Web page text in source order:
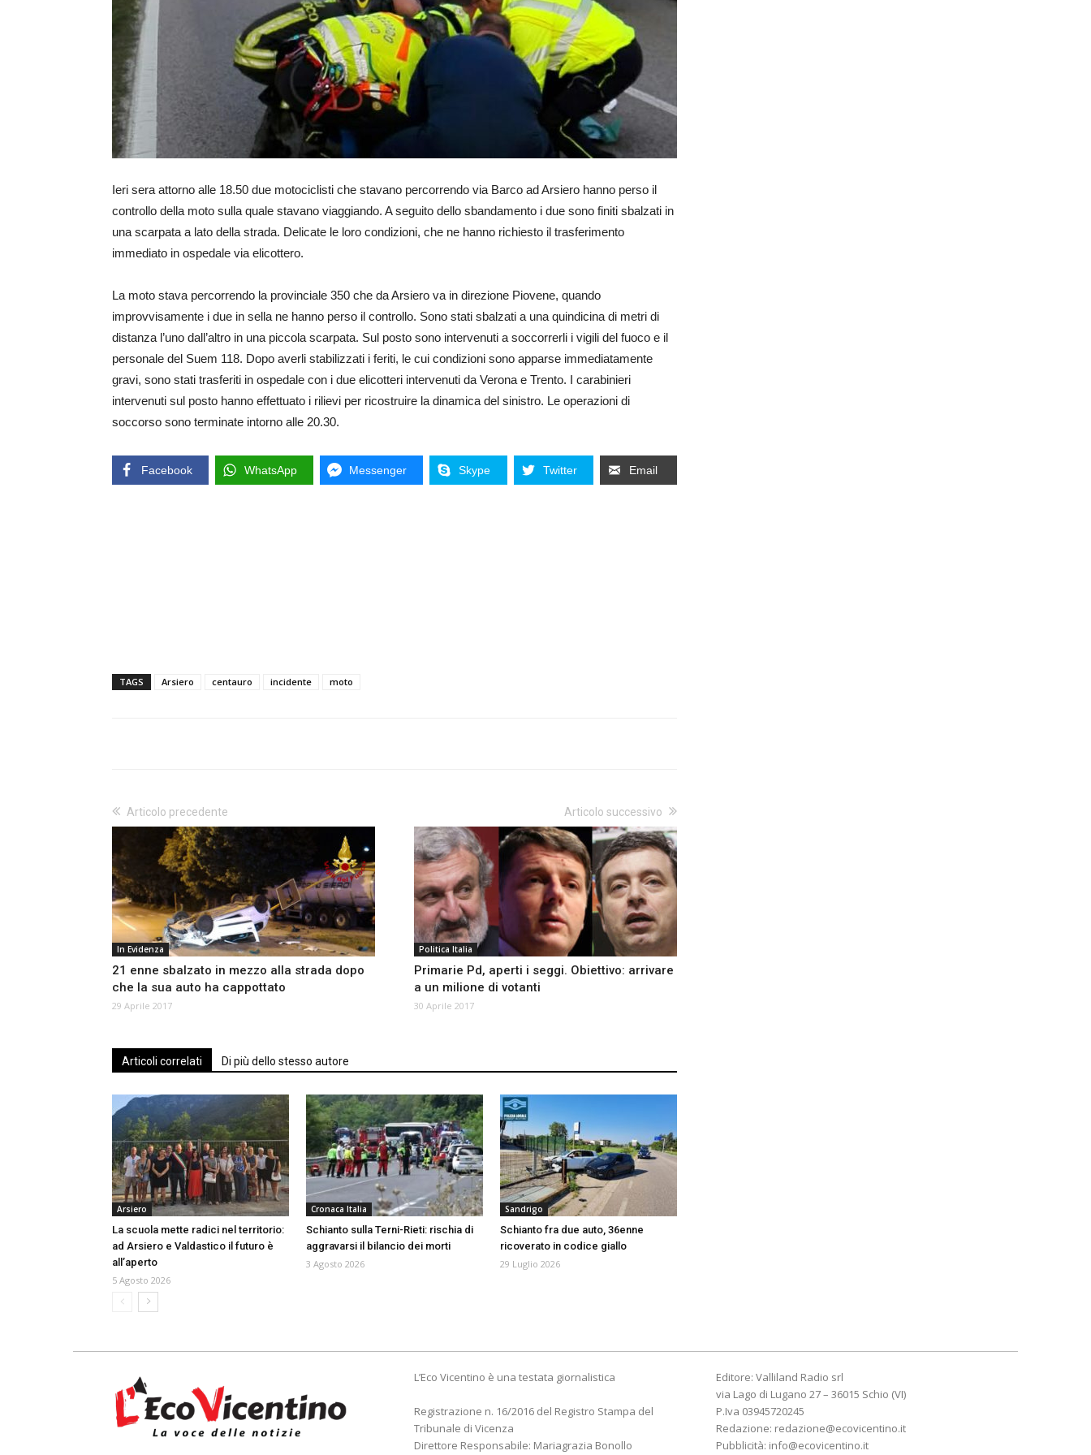
Ieri sera attorno alle 18.50 due motociclisti che stavano percorrendo via Barco ad Arsiero hanno perso il
controllo della moto sulla quale stavano viaggiando. A seguito dello sbandamento i due sono finiti sbalzati in
una scarpata a lato della strada. Delicate le loro condizioni, che ne hanno richiesto il trasferimento
immediato in ospedale via elicottero.
La moto stava percorrendo la provinciale 350 che da Arsiero va in direzione Piovene, quando
improvvisamente i due in sella ne hanno perso il controllo. Sono stati sbalzati a una quindicina di metri di
distanza l’uno dall’altro in una piccola scarpata. Sul posto sono intervenuti a soccorrerli i vigili del fuoco e il
personale del Suem 118. Dopo averli stabilizzati i feriti, le cui condizioni sono apparse immediatamente
gravi, sono stati trasferiti in ospedale con i due elicotteri intervenuti da Verona e Trento. I carabinieri
intervenuti sul posto hanno effettuato i rilievi per ricostruire la dinamica del sinistro. Le operazioni di
soccorso sono terminate intorno alle 20.30.
Facebook WhatsApp Messenger Skype Twitter Email
TAGS Arsiero centauro incidente moto
Articolo precedente
In Evidenza
21 enne sbalzato in mezzo alla strada dopo
che la sua auto ha cappottato
29 Aprile 2017
Articolo successivo
Politica Italia
Primarie Pd, aperti i seggi. Obiettivo: arrivare
a un milione di votanti
30 Aprile 2017
Articoli correlati Di più dello stesso autore
Arsiero
La scuola mette radici nel territorio:
ad Arsiero e Valdastico il futuro è
all’aperto
5 Agosto 2026
Cronaca Italia
Schianto sulla Terni-Rieti: rischia di
aggravarsi il bilancio dei morti
3 Agosto 2026
Sandrigo
Schianto fra due auto, 36enne
ricoverato in codice giallo
29 Luglio 2026
L’Eco Vicentino è una testata giornalistica
Registrazione n. 16/2016 del Registro Stampa del
Tribunale di Vicenza
Direttore Responsabile: Mariagrazia Bonollo
Editore: Valliland Radio srl
via Lago di Lugano 27 – 36015 Schio (VI)
P.Iva 03945720245
Redazione: redazione@ecovicentino.it
Pubblicità: info@ecovicentino.it